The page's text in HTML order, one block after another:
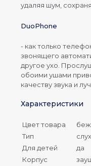
удаляя шум,
DuoPhone
- как только
звонящего
другое ухо.
обоими ушами
качеству звука и
Характеристики
Цвет товара
Тип
Для детей
да
Корпус